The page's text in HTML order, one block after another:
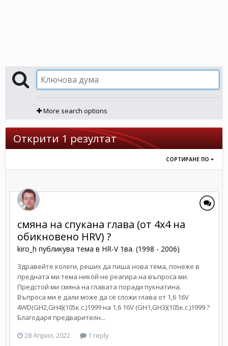
More search options
Открити 1 резултат
СОРТИРАНЕ ПО
смяна на спукана глава (от 4х4 на
обикновено HRV) ?
kiro_h публикува тема в HR-V 1ва. (1998 - 2006)
Здравейте колеги, реших да пиша нова тема, понеже в
предната ми тема никой не реагира на въпроса ми.
Предстой ми смяна на главата поради пукнатина.
Въпроса ми е дали може да се сложи глава от 1,6 16V
4WD(GH2,GH4)(105к.с.)1999 на 1,6 16V (GH1,GH3)(105к.с.)1999 ?
Благодаря предварителн...
28 Април, 2022
1 reply